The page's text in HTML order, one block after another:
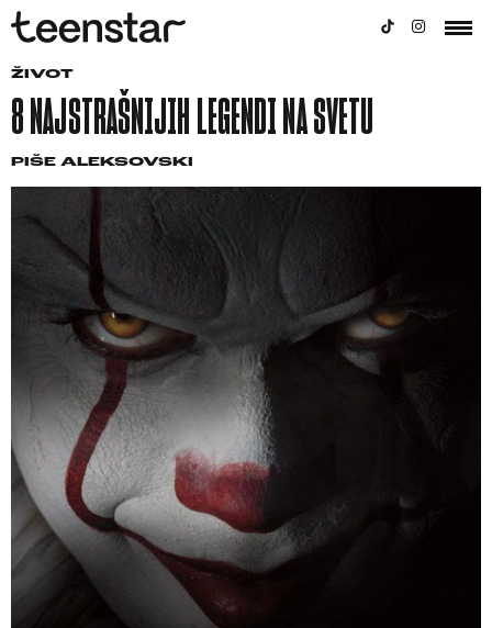
ŽIVOT
8 NAJSTRAŠNIJIH LEGENDI NA SVETU
PIŠE ALEKSOVSKI